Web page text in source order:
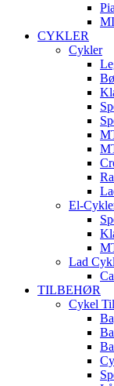
CYKLER
Cykler
El-
Lad
TILBEHØR
Cykel